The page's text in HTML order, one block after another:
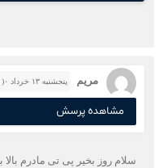
مریم پنجشنبه ۱۳ خرداد ۰( 5 سال پیش)
مشاهده پرسش